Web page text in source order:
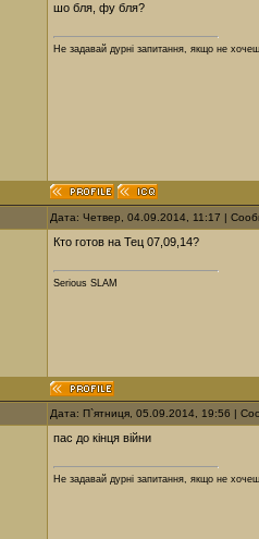
шо бля, фу бля?
Не задавай дурні запитання, якщо не
Дата: Четвер, 04.09.2014, 11:17 |
Кто готов на Тец 07,09,14?
Serious SLAM
Дата: П`ятниця, 05.09.2014, 19:56 |
пас до кінця війни
Не задавай дурні запитання, якщо не